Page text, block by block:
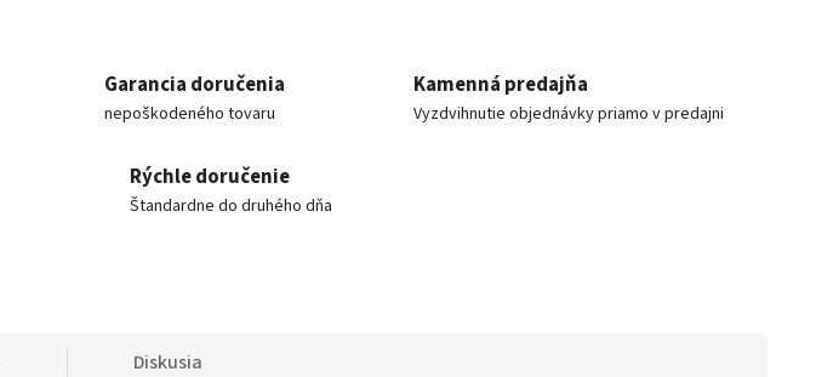
Garancia doručenia
nepoškodeného tovaru
Kamenná predajňa
Vyzdvihnutie objednávky priamo v predajni
Rýchle doručenie
Štandardne do druhého dňa
Diskusia